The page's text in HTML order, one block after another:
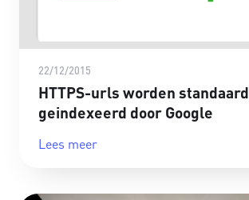
22/12/2015
HTTPS-urls worden standaard
geindexeerd door Google
Lees meer